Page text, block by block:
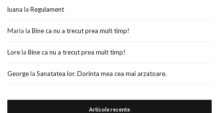
luana la Regulament
Maria la Bine ca nu a trecut prea mult timp!
Lorela Bine ca nu a trecut prea mult timp!
Georgela Sanatatea lor. Dorinta mea cea mai arzatoare.
Articole recente